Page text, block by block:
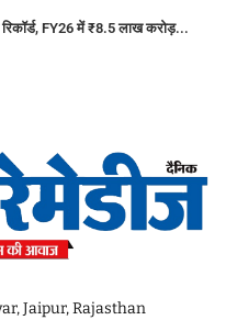
रिकॉर्ड, FY26 में ₹8.5 लाख करोड़...
Jaipur, Rajasthan